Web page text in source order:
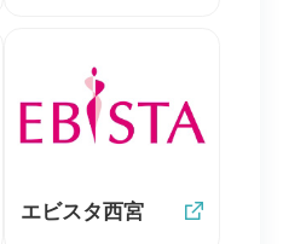
エビスタ西宮